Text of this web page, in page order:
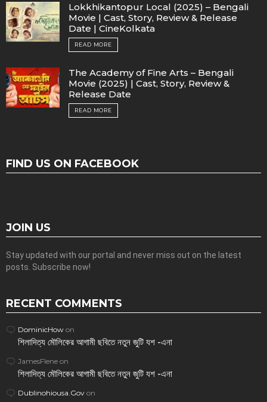
Lokkhikantopur Local (2025) – Bengali
Movie | Cast, Story, Review & Release
Date | CineKolkata
READ MORE
The Academy of Fine Arts – Bengali
Movie (2025) | Cast, Story, Review &
Release Date
READ MORE
FIND US ON FACEBOOK
JOIN US
Stay updated with our portal and never miss out on the latest
posts. Subscribe now!
RECENT COMMENTS
DominicHow on
শিলাদিত্য মৌলিকের আগামী ছবিতে নতুন জুটি যশ -এনা
JamesFlene on
শিলাদিত্য মৌলিকের আগামী ছবিতে নতুন জুটি যশ -এনা
Dublinohiousa.Gov on